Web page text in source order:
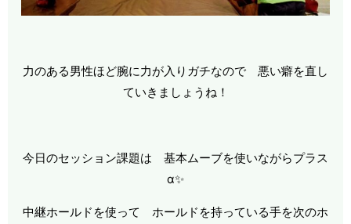
力のある男性ほど腕に力が入りガチなので 悪い癖を直し
ていきましょうね！
今日のセッション課題は 基本ムーブを使いながらプラス
α✨
中継ホールドを使って ホールドを持っている手を次のホ